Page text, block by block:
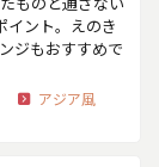
イント。えのき
ジもおすすめで
アジア風